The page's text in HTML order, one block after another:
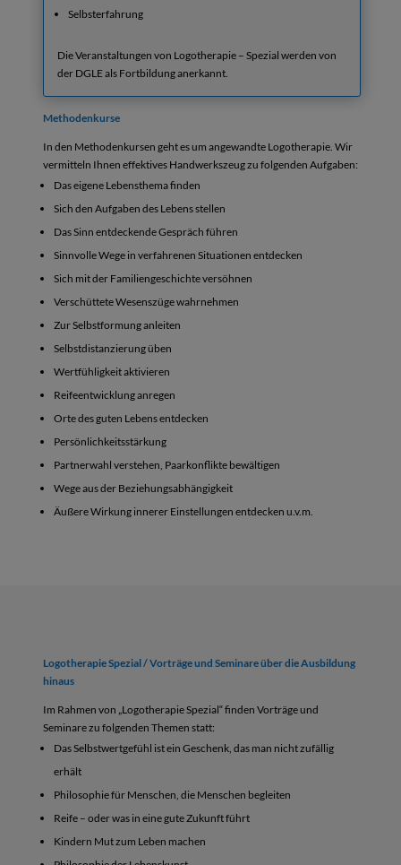
Selbsterfahrung
Die Veranstaltungen von Logotherapie – Spezial werden von
der DGLE als Fortbildung anerkannt.
Methodenkurse
In den Methodenkursen geht es um angewandte Logotherapie. Wir
vermitteln Ihnen effektives Handwerkszeug zu folgenden Aufgaben:
Das eigene Lebensthema finden
Sich den Aufgaben des Lebens stellen
Das Sinn entdeckende Gespräch führen
Sinnvolle Wege in verfahrenen Situationen entdecken
Sich mit der Familiengeschichte versöhnen
Verschüttete Wesenszüge wahrnehmen
Zur Selbstformung anleiten
Selbstdistanzierung üben
Wertfühligkeit aktivieren
Reifeentwicklung anregen
Orte des guten Lebens entdecken
Persönlichkeitsstärkung
Partnerwahl verstehen, Paarkonflikte bewältigen
Wege aus der Beziehungsabhängigkeit
Äußere Wirkung innerer Einstellungen entdecken u.v.m.
Logotherapie Spezial / Vorträge und Seminare über die Ausbildung
hinaus
Im Rahmen von „Logotherapie Spezial“ finden Vorträge und
Seminare zu folgenden Themen statt:
Das Selbstwertgefühl ist ein Geschenk, das man nicht zufällig
erhält
Philosophie für Menschen, die Menschen begleiten
Reife – oder was in eine gute Zukunft führt
Kindern Mut zum Leben machen